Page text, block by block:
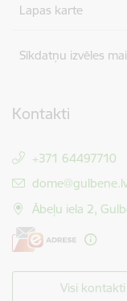
Lapas karte
Sīkdatņu izvēles
Kontakti
+371 64497710
E-pasts:
Ābeļu iela 2,
Visi kontakti